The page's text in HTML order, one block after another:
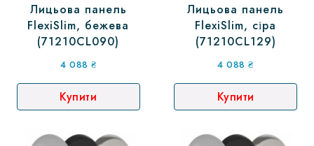
Лицьова панель
FlexiSlim, бежева
(71210CL090)
4 088₴
Купити
Лицьова панель
FlexiSlim, сіра
(71210CL129)
4 088₴
Купити